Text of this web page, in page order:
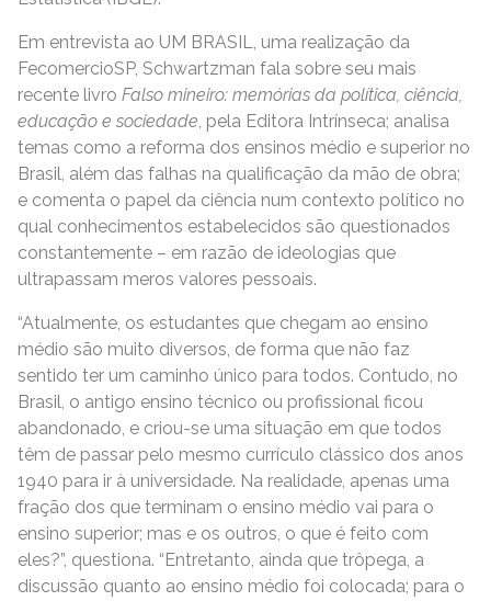
Em entrevista ao UM BRASIL, uma realização da
FecomercioSP, Schwartzman fala sobre seu mais
recente livro Falso mineiro: memórias da política, ciência,
educação e sociedade, pela Editora Intrínseca; analisa
temas como a reforma dos ensinos médio e superior no
Brasil, além das falhas na qualificação da mão de obra;
e comenta o papel da ciência num contexto político no
qual conhecimentos estabelecidos são questionados
constantemente – em razão de ideologias que
ultrapassam meros valores pessoais.
“Atualmente, os estudantes que chegam ao ensino
médio são muito diversos, de forma que não faz
sentido ter um caminho único para todos. Contudo, no
Brasil, o antigo ensino técnico ou profissional ficou
abandonado, e criou-se uma situação em que todos
têm de passar pelo mesmo currículo clássico dos anos
1940 para ir à universidade. Na realidade, apenas uma
fração dos que terminam o ensino médio vai para o
ensino superior; mas e os outros, o que é feito com
eles?”, questiona. “Entretanto, ainda que trôpega, a
discussão quanto ao ensino médio foi colocada; para o